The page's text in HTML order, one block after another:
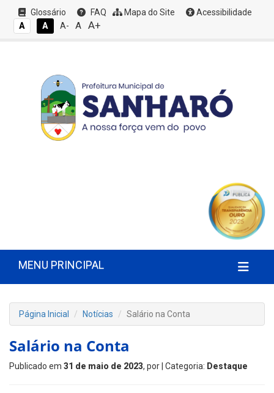
Glossário FAQ Mapa do Site
Acessibilidade
A
A A- A A+
MENU PRINCIPAL
Página Inicial Notícias Salário na Conta
Salário na Conta
Publicado em 31 de maio de 2023, por | Categoria: Destaque